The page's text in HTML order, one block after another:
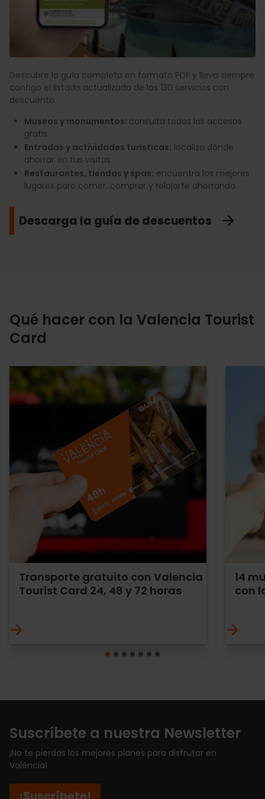
Descubre la guía completa en formato PDF y lleva siempre
contigo el listado actualizado de los 130 servicios con
descuento.
Museos y monumentos: consulta todos los accesos
gratis.
Entradas y actividades turísticas: localiza dónde
ahorrar en tus visitas.
Restaurantes, tiendas y spas: encuentra los mejores
lugares para comer, comprar y relajarte ahorrando.
Descarga la guía de descuentos
Qué hacer con la Valencia Tourist
Card
Transporte gratuito con Valencia
Tourist Card 24, 48 y 72 horas
14
con
Suscríbete a nuestra Newsletter
¡No te pierdas los mejores planes para disfrutar en
València!